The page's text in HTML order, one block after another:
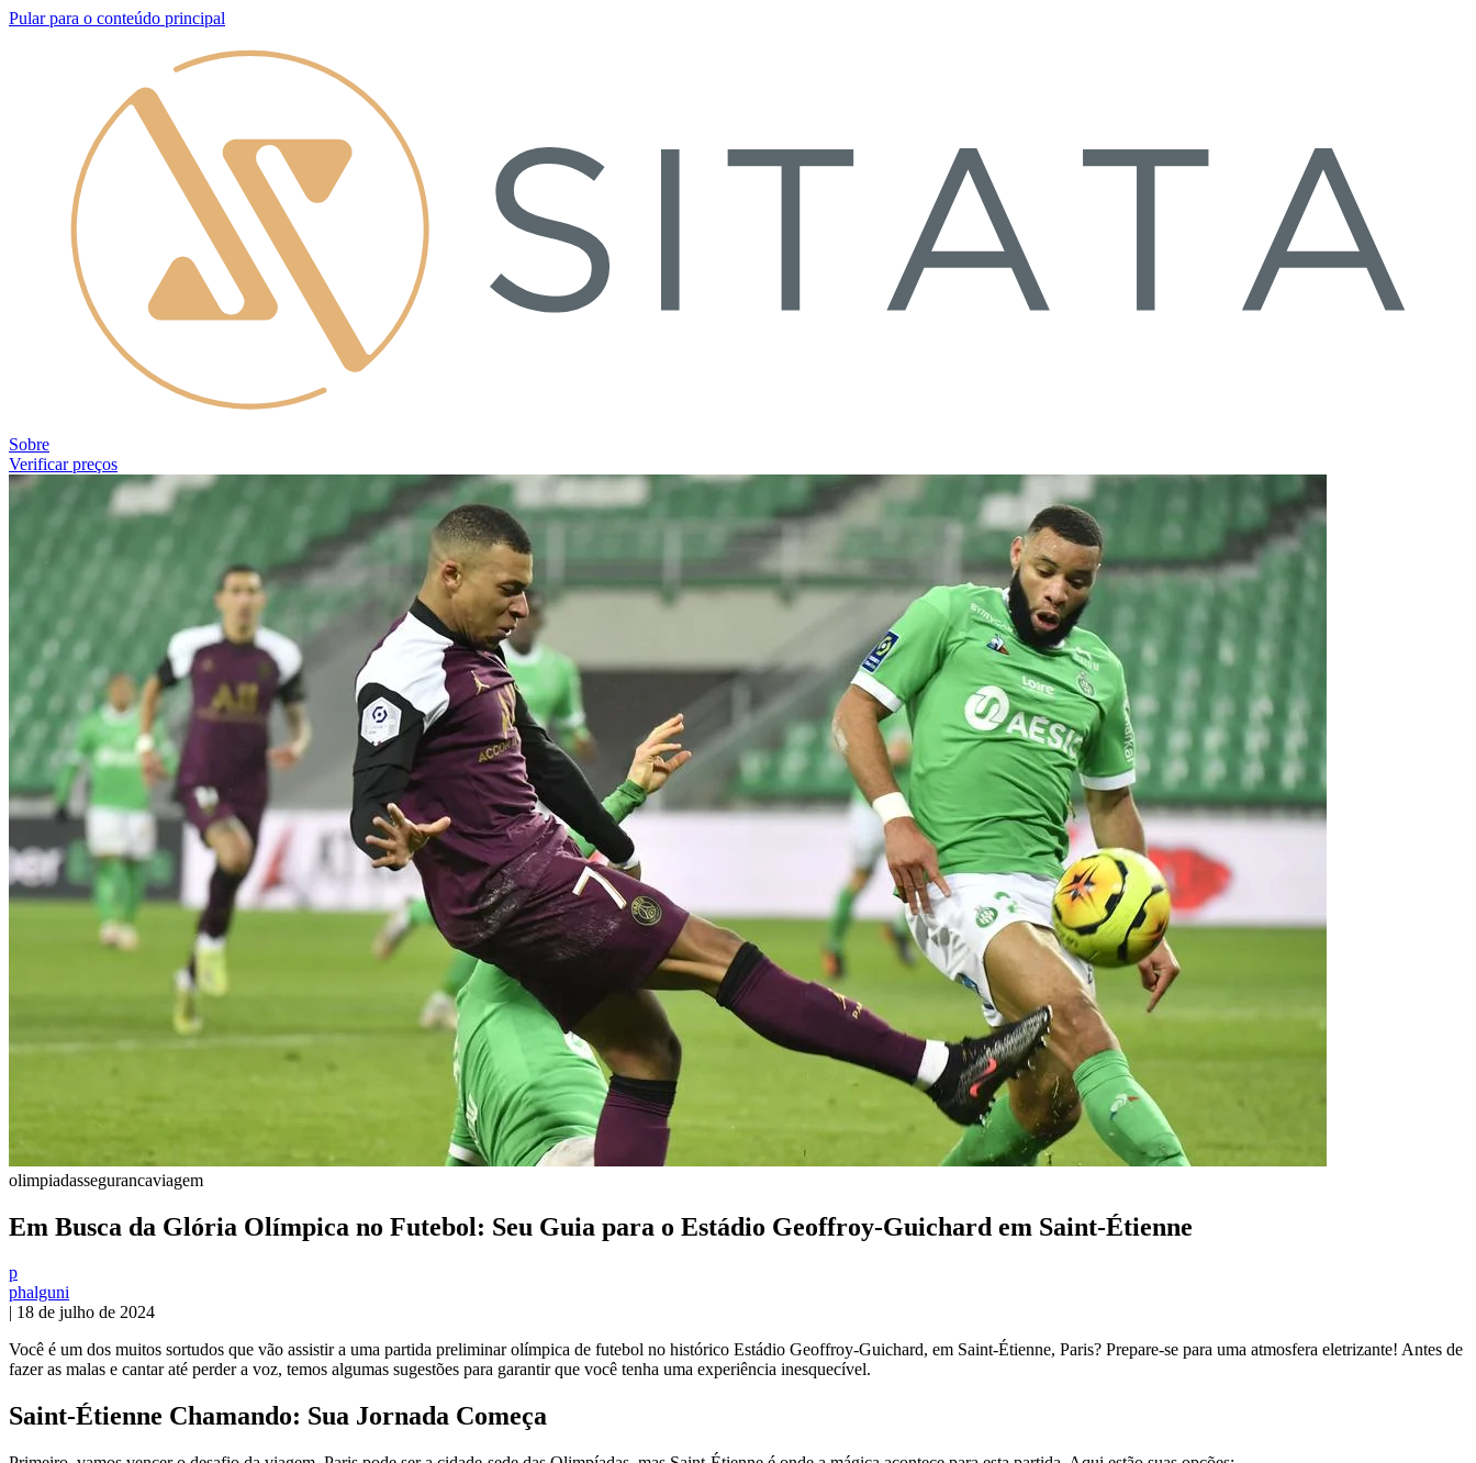
Pular para o conteúdo principal
Sobre
Verificar preços
olimpiadassegurancaviagem
Em Busca da Glória Olímpica no Futebol: Seu Guia para o Estádio Geoffroy-Guichard em Saint-Étienne
p
phalguni
| 18 de julho de 2024
Você é um dos muitos sortudos que vão assistir a uma partida preliminar olímpica de futebol no histórico Estádio Geoffroy-Guichard, em Saint-Étienne, Paris? Prepare-se para uma atmosfera eletrizante! Antes de
fazer as malas e cantar até perder a voz, temos algumas sugestões para garantir que você tenha uma experiência inesquecível.
Saint-Étienne Chamando: Sua Jornada Começa